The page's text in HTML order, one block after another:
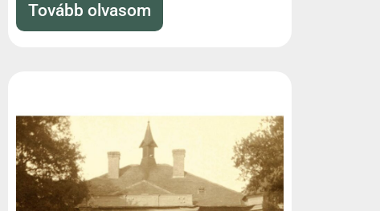
Tovább olvasom